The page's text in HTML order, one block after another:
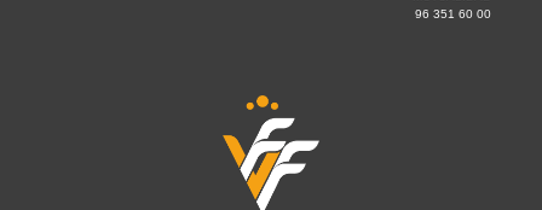
96 351 60 00